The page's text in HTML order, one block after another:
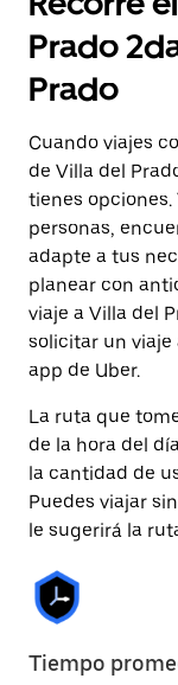
Prado
Prado
Cuando viajes
de Villa del
tienes opciones.
personas,
adapte a tus
planear con
viaje a Villa del
solicitar un viaje
app de Uber.
La ruta que
de la hora del
la cantidad de
Puedes viajar
le sugerirá la
Tiempo